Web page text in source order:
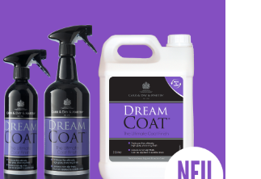
Bestwig, Deutschland
0049-02904-97150
Borghausen 1 Bestwig
Deutschland
Wegbeschreibung abrufen